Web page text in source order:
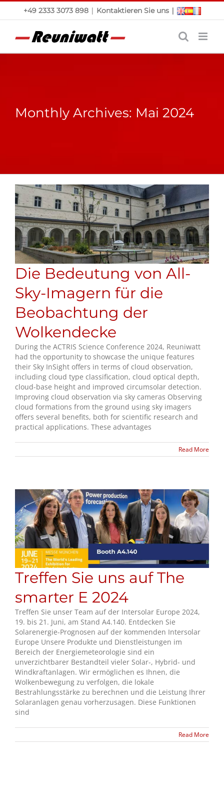
Skip
+49 2333 3073 898 | Kontaktieren Sie uns|
Monthly Archives: Mai 2024
Die Bedeutung von All-
Sky-Imagern für die
Beobachtung der
Wolkendecke
During the ACTRIS Science Conference 2024, Reuniwatt
had the opportunity to showcase the unique features
their Sky InSight offers in terms of cloud observation,
including cloud type classification, cloud optical depth,
cloud-base height and improved circumsolar detection.
Improving cloud observation via sky cameras Observing
cloud formations from the ground using sky imagers
offers several benefits, both for scientific research and
practical applications. These advantages
Read More
Treffen Sie uns auf The
smarter E 2024
Treffen Sie unser Team auf der Intersolar Europe 2024,
19. bis 21. Juni, am Stand A4.140. Entdecken Sie
Solarenergie-Prognosen auf der kommenden Intersolar
Europe Unsere Produkte und Dienstleistungen im
Bereich der Energiemeteorologie sind ein
unverzichtbarer Bestandteil vieler Solar-, Hybrid- und
Windkraftanlagen. Wir ermöglichen es Ihnen, die
Wolkenbewegung zu verfolgen, die lokale
Bestrahlungsstärke zu berechnen und die Leistung Ihrer
Solaranlagen genau vorherzusagen. Diese Funktionen
sind
Read More